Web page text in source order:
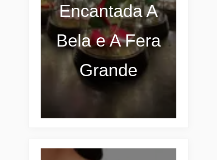
Encantada A
Bela e A Fera
Grande